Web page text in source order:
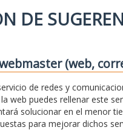
DE
(web,
de redes y
web puedes rellenar este
solucionar en el menor
para mejorar dichos